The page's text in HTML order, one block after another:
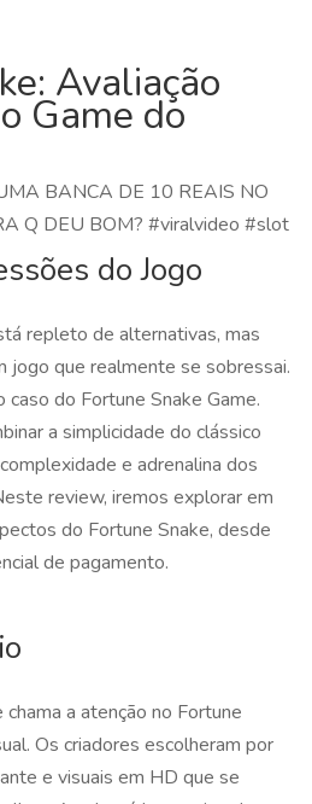
Avaliação
Game do
do Jogo
repleto de alternativas, mas
jogo que realmente se sobressai.
do Fortune Snake Game.
a simplicidade do clássico
e adrenalina dos
review, iremos explorar em
do Fortune Snake, desde
de pagamento.
a atenção no Fortune
Os criadores escolheram por
e visuais em HD que se